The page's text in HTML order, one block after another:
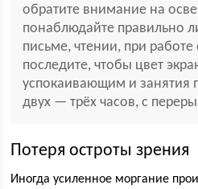
обратите внимание на
понаблюдайте правильно
письме, чтении, при
последите, чтобы цвет
успокаивающим и занятия
двух — трёх часов, с
Потеря остроты зрения
Иногда усиленное моргание